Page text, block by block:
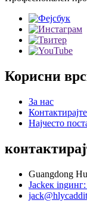
Корисни
За нас
Најчесто
Guangdong
Jackек